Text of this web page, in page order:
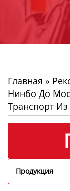
Главная »
Нинбо До
Транспорт
Продукция